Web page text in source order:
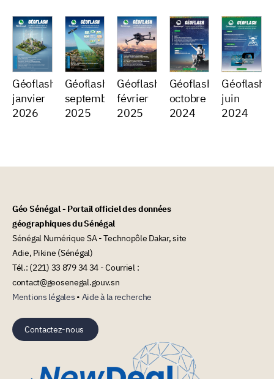
Géoflash
janvier
2026
Géoflash
septembre
2025
Géoflash,
février
2025
Géoflash,
octobre
2024
Géoflash,
juin
2024
Géo Sénégal - Portail officiel des données
géographiques du Sénégal
Sénégal Numérique SA - Technopôle Dakar, site
Adie, Pikine (Sénégal)
Tél.: (221) 33 879 34 34 - Courriel :
contact@geosenegal.gouv.sn
Mentions légales • Aide à la recherche
Contactez-nous